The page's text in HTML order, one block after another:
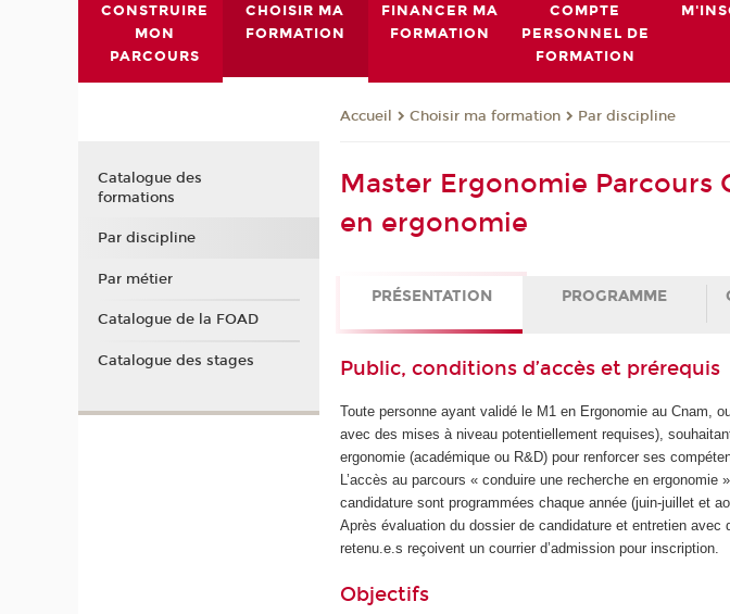
CONSTRUIRE
MON
PARCOURS
CHOISIR MA
FORMATION
FINANCER MA
FORMATION
COMPTE
PERSONNEL DE
FORMATION
Accueil Choisir ma formation Par discipline
Master Ergonomie Parcours
en ergonomie
PRÉSENTATION PROGRAMME
Public, conditions d’accès et prérequis
Toute personne ayant validé le M1 en Ergonomie au Cnam,
avec des mises à niveau potentiellement requises),
ergonomie (académique ou R&D) pour renforcer ses
L’accès au parcours « conduire une recherche en
candidature sont programmées chaque année (juin-juillet et
Après évaluation du dossier de candidature et entretien
retenu.e.s reçoivent un courrier d’admission pour inscription.
Objectifs
Catalogue des
formations
Par discipline
Par métier
Catalogue de la FOAD
Catalogue des stages